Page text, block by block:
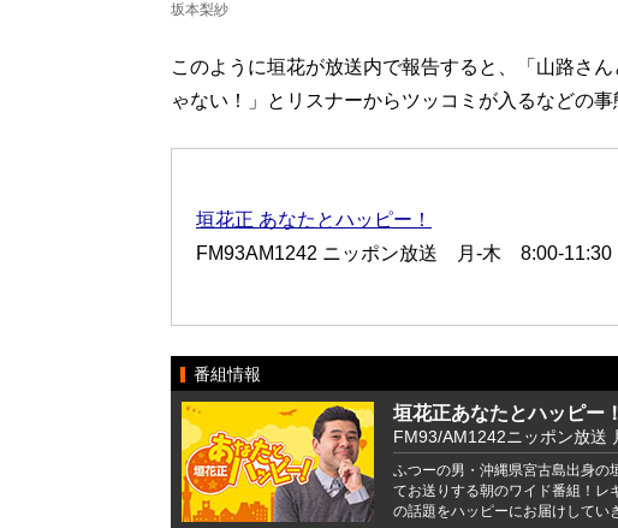
坂本梨紗
このように垣花が放送内で報告すると、「山路さ
ゃない！」とリスナーからツッコミが入るなどの事
垣花正 あなたとハッピー！
FM93AM1242 ニッポン放送 月-木 8:00-11:30
番組情報
垣花正あなたとハッピー！
FM93/AM1242ニッポン放送
ふつーの男・沖縄県宮古島出身の
てお送りする朝のワイド番組！レ
の話題をハッピーにお届けしてい